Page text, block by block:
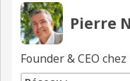
Pierre
Founder & CEO